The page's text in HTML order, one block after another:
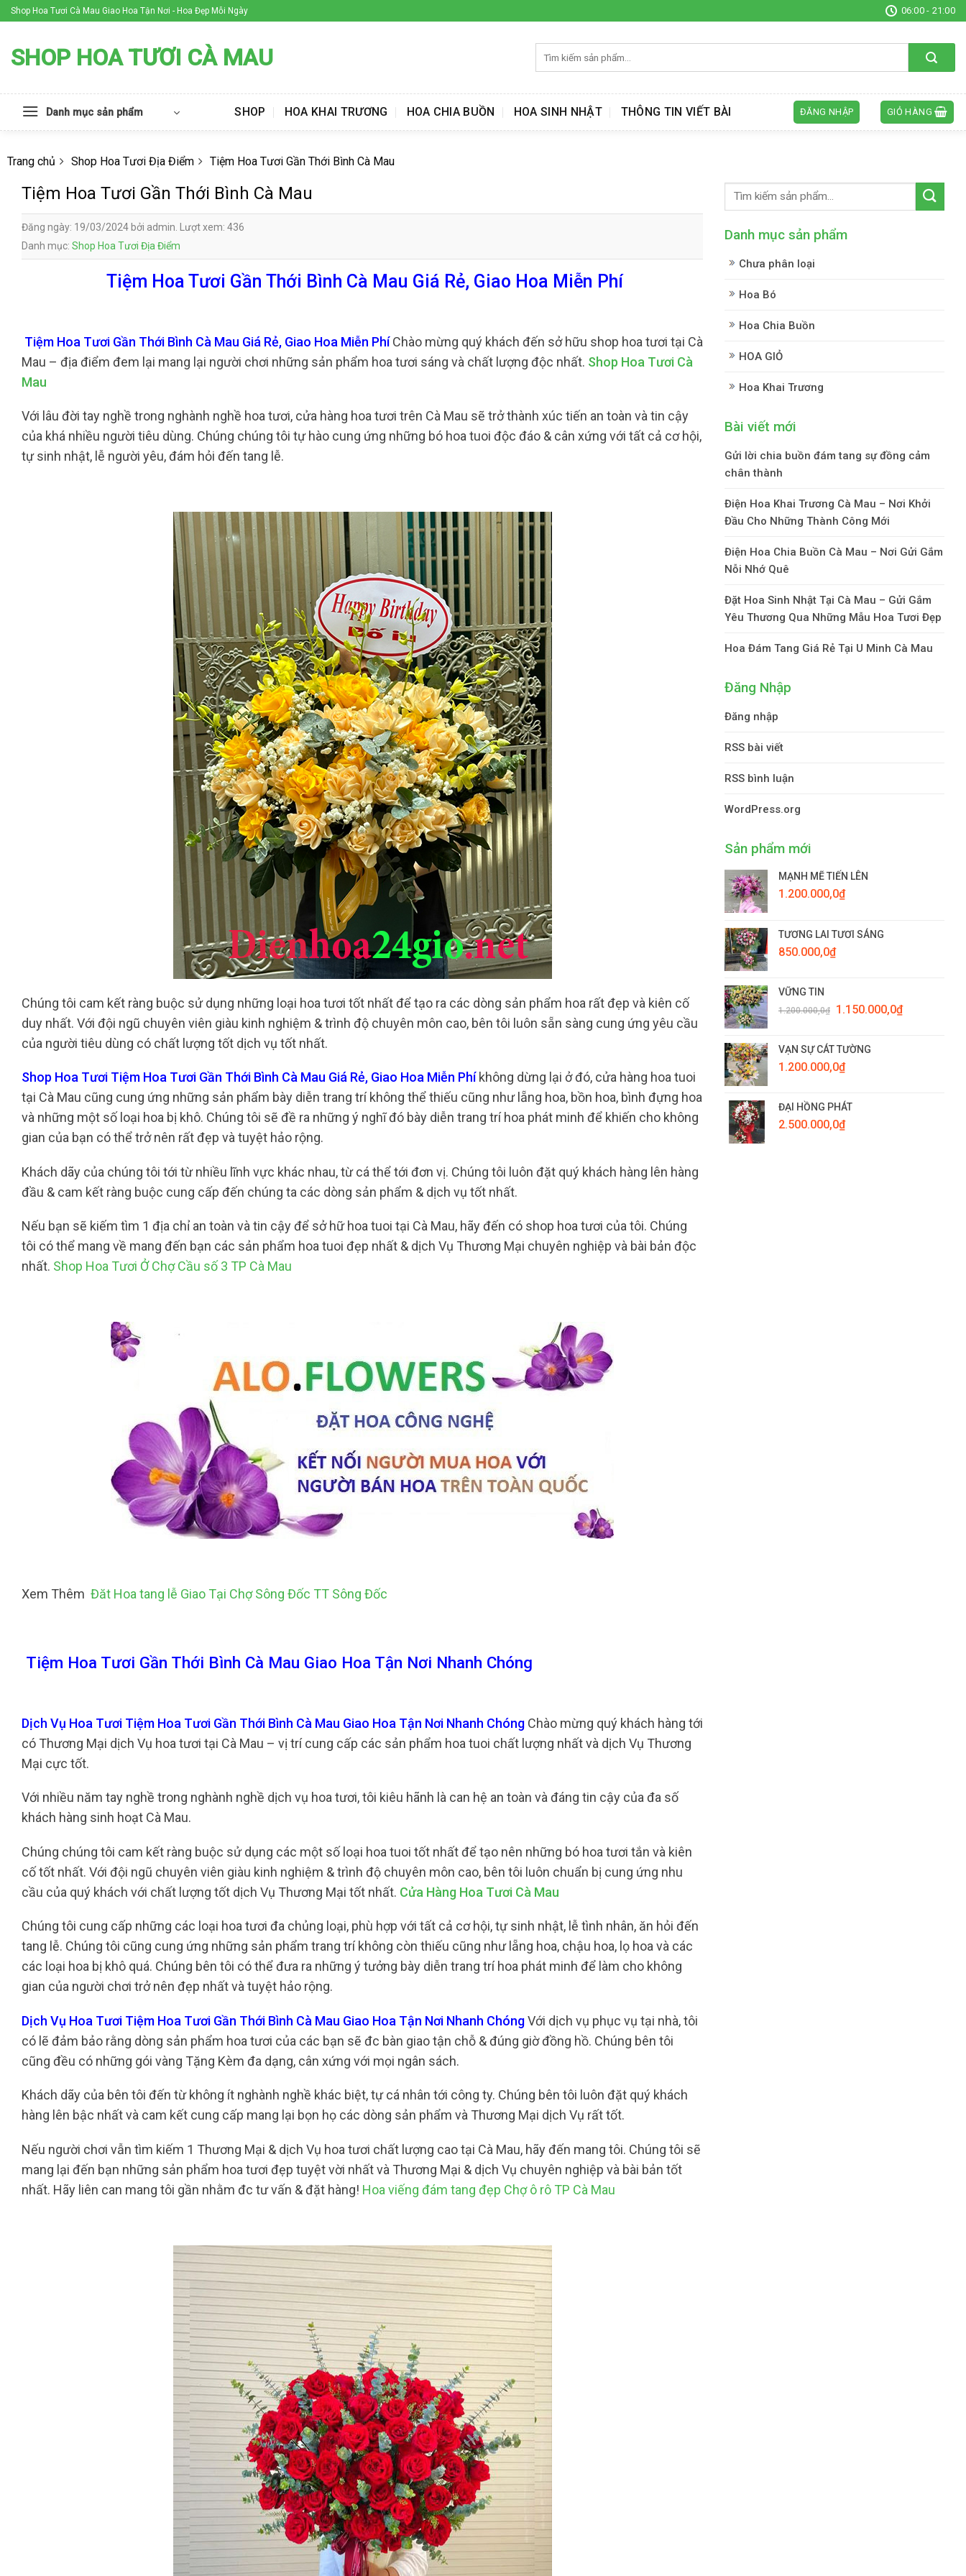
Skip
to
Shop Hoa Tươi Cà Mau Giao Hoa Tận Nơi - Hoa Đẹp Mỗi Ngày 06:00 - 21:00
SHOP HOA TƯƠI CÀ MAU
kiếm:
Danh mục sản phẩm SHOP HOA KHAI TRƯƠNG HOA CHIA BUỒN HOA SINH NHẬT THÔNG TIN VIẾT BÀI ĐĂNG NHẬP GIỎ HÀNG
Trang chủ Shop Hoa Tươi Địa Điểm Tiệm Hoa Tươi Gần Thới Bình Cà Mau
Tiệm Hoa Tươi Gần Thới Bình Cà Mau
Đăng ngày: 19/03/2024 bởi admin. Lượt xem: 436
Danh mục: Shop Hoa Tươi Địa Điểm
Tiệm Hoa Tươi Gần Thới Bình Cà Mau Giá Rẻ, Giao Hoa Miễn Phí
Tiệm Hoa Tươi Gần Thới Bình Cà Mau Giá Rẻ, Giao Hoa Miễn PhíChào mừng quý khách đến sở hữu shop hoa tươi tại Cà
Mau – địa điểm đem lại mang lại người chơi những sản phẩm hoa tươi sáng và chất lượng độc nhất. Shop Hoa Tươi Cà
Mau
Với lâu đời tay nghề trong nghành nghề hoa tươi, cửa hàng hoa tươi trên Cà Mau sẽ trở thành xúc tiến an toàn và tin cậy
của khá nhiều người tiêu dùng. Chúng chúng tôi tự hào cung ứng những bó hoa tuoi độc đáo & cân xứng với tất cả cơ hội,
tự sinh nhật, lễ người yêu, đám hỏi đến tang lễ.
Chúng tôi cam kết ràng buộc sử dụng những loại hoa tươi tốt nhất để tạo ra các dòng sản phẩm hoa rất đẹp và kiên cố
duy nhất. Với đội ngũ chuyên viên giàu kinh nghiệm & trình độ chuyên môn cao, bên tôi luôn sẵn sàng cung ứng yêu cầu
của người tiêu dùng có chất lượng tốt dịch vụ tốt nhất.
Shop Hoa Tươi Tiệm Hoa Tươi Gần Thới Bình Cà Mau Giá Rẻ, Giao Hoa Miễn Phíkhông dừng lại ở đó, cửa hàng hoa tuoi
tại Cà Mau cũng cung ứng những sản phẩm bày diễn trang trí không thể thiếu cũng như lẵng hoa, bồn hoa, bình đựng hoa
và những một số loại hoa bị khô. Chúng tôi sẽ đề ra những ý nghĩ đó bày diễn trang trí hoa phát minh để khiến cho không
gian của bạn có thể trở nên rất đẹp và tuyệt hảo rộng.
Khách dãy của chúng tôi tới từ nhiều lĩnh vực khác nhau, từ cá thể tới đơn vị. Chúng tôi luôn đặt quý khách hàng lên hàng
đầu & cam kết ràng buộc cung cấp đến chúng ta các dòng sản phẩm & dịch vụ tốt nhất.
Nếu bạn sẽ kiếm tìm 1 địa chỉ an toàn và tin cậy để sở hữ hoa tuoi tại Cà Mau, hãy đến có shop hoa tươi của tôi. Chúng
tôi có thể mang về mang đến bạn các sản phẩm hoa tuoi đẹp nhất & dịch Vụ Thương Mại chuyên nghiệp và bài bản độc
nhất. Shop Hoa Tươi Ở Chợ Cầu số 3 TP Cà Mau
Xem Thêm Đăt Hoa tang lễ Giao Tại Chợ Sông Đốc TT Sông Đốc
Tiệm Hoa Tươi Gần Thới Bình Cà Mau Giao Hoa Tận Nơi Nhanh Chóng
Dịch Vụ Hoa Tươi Tiệm Hoa Tươi Gần Thới Bình Cà Mau Giao Hoa Tận Nơi Nhanh Chóng Chào mừng quý khách hàng tới
có Thương Mại dịch Vụ hoa tươi tại Cà Mau – vị trí cung cấp các sản phẩm hoa tuoi chất lượng nhất và dịch Vụ Thương
Mại cực tốt.
Với nhiều năm tay nghề trong nghành nghề dịch vụ hoa tươi, tôi kiêu hãnh là can hệ an toàn và đáng tin cậy của đa số
khách hàng sinh hoạt Cà Mau.
Chúng chúng tôi cam kết ràng buộc sử dụng các một số loại hoa tuoi tốt nhất để tạo nên những bó hoa tươi tắn và kiên
cố tốt nhất. Với đội ngũ chuyên viên giàu kinh nghiệm & trình độ chuyên môn cao, bên tôi luôn chuẩn bị cung ứng nhu
cầu của quý khách với chất lượng tốt dịch Vụ Thương Mại tốt nhất. Cửa Hàng Hoa Tươi Cà Mau
Chúng tôi cung cấp những các loại hoa tươi đa chủng loại, phù hợp với tất cả cơ hội, tự sinh nhật, lễ tình nhân, ăn hỏi đến
tang lễ. Chúng tôi cũng cung ứng những sản phẩm trang trí không còn thiếu cũng như lẵng hoa, chậu hoa, lọ hoa và các
các loại hoa bị khô quá. Chúng bên tôi có thể đưa ra những ý tưởng bày diễn trang trí hoa phát minh để làm cho không
gian của người chơi trở nên đẹp nhất và tuyệt hảo rộng.
Dịch Vụ Hoa Tươi Tiệm Hoa Tươi Gần Thới Bình Cà Mau Giao Hoa Tận Nơi Nhanh ChóngVới dịch vụ phục vụ tại nhà, tôi
có lẽ đảm bảo rằng dòng sản phẩm hoa tươi của các bạn sẽ đc bàn giao tận chỗ & đúng giờ đồng hồ. Chúng bên tôi
cũng đều có những gói vàng Tặng Kèm đa dạng, cân xứng với mọi ngân sách.
Khách dãy của bên tôi đến từ không ít nghành nghề khác biệt, tự cá nhân tới công ty. Chúng bên tôi luôn đặt quý khách
hàng lên bậc nhất và cam kết cung cấp mang lại bọn họ các dòng sản phẩm và Thương Mại dịch Vụ rất tốt.
Nếu người chơi vẫn tìm kiếm 1 Thương Mại & dịch Vụ hoa tươi chất lượng cao tại Cà Mau, hãy đến mang tôi. Chúng tôi sẽ
mang lại đến bạn những sản phẩm hoa tươi đẹp tuyệt vời nhất và Thương Mại & dịch Vụ chuyên nghiệp và bài bản tốt
nhất. Hãy liên can mang tôi gần nhằm đc tư vấn & đặt hàng! Hoa viếng đám tang đẹp Chợ ô rô TP Cà Mau
Danh mục sản phẩm
Chưa phân loại
Hoa Bó
Hoa Chia Buồn
HOA GIỎ
Hoa Khai Trương
Bài viết mới
Gửi lời chia buồn đám tang sự đồng cảm
chân thành
Điện Hoa Khai Trương Cà Mau – Nơi Khởi
Đầu Cho Những Thành Công Mới
Điện Hoa Chia Buồn Cà Mau – Nơi Gửi Gắm
Nỗi Nhớ Quê
Đặt Hoa Sinh Nhật Tại Cà Mau – Gửi Gắm
Yêu Thương Qua Những Mẫu Hoa Tươi Đẹp
Hoa Đám Tang Giá Rẻ Tại U Minh Cà Mau
Đăng Nhập
Đăng nhập
RSS bài viết
RSS bình luận
WordPress.org
Sản phẩm mới
MẠNH MẼ TIẾN LÊN
1.200.000,0₫
TƯƠNG LAI TƯƠI SÁNG
850.000,0₫
VỮNG TIN
1.200.000,0₫
Giá
1.200.000,0₫.
1.150.000,0₫Giá
VẠN SỰ CÁT TƯỜNG
1.200.000,0₫
ĐẠI HỒNG PHÁT
2.500.000,0₫